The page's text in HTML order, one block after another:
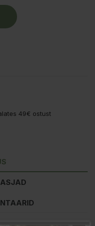
49€ ostust